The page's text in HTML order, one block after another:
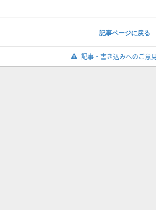
記事ページに戻る
記事・書き込みへのご意